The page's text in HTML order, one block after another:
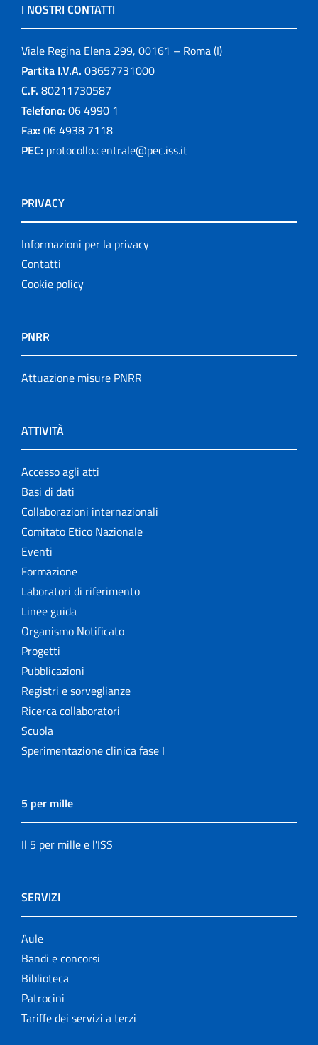
I NOSTRI CONTATTI
Viale Regina Elena 299, 00161 – Roma (I)
Partita I.V.A. 03657731000
C.F. 80211730587
Telefono: 06 4990 1
Fax: 06 4938 7118
PEC: protocollo.centrale@pec.iss.it
PRIVACY
Informazioni per la privacy
Contatti
Cookie policy
PNRR
Attuazione misure PNRR
ATTIVITÀ
Accesso agli atti
Basi di dati
Collaborazioni internazionali
Comitato Etico Nazionale
Eventi
Formazione
Laboratori di riferimento
Linee guida
Organismo Notificato
Progetti
Pubblicazioni
Registri e sorveglianze
Ricerca collaboratori
Scuola
Sperimentazione clinica fase I
5 per mille
Il 5 per mille e l'ISS
SERVIZI
Aule
Bandi e concorsi
Biblioteca
Patrocini
Tariffe dei servizi a terzi